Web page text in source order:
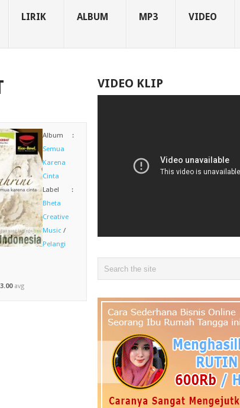
LIRIK ALBUM MP3 VIDEO
Album :
Semua
Karena
Cinta
Label :
Bheta
Creative
Music /
Pelangi
3.00avg
VIDEO KLIP